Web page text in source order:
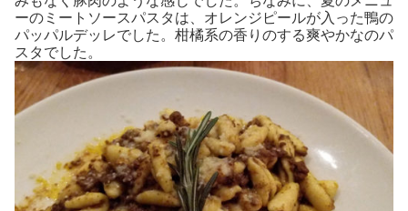
ーのミートソースパスタは、オレンジピールが入った鴨の
パッパルデッレでした。柑橘系の香りのする爽やかなのパ
スタでした。